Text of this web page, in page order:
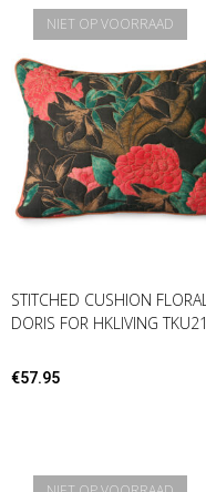
NIET OP VOORRAAD
STITCHED CUSHION
DORIS FOR HKLIVING
€57.95